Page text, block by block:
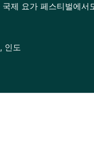
국제 요가 페스티벌에서
인도